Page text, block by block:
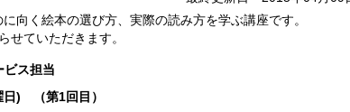
向く絵本の選び方、実際の読み方を学ぶ講座です。
せていただきます。
ス担当
) （第1回目）